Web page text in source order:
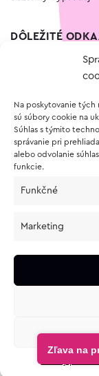
Na poskytovanie tých
sú súbory cookie na
Súhlas s týmito
správanie pri
alebo odvolanie
funkcie.
Funkčné
Marketing
DÔLEŽITÉ
Vernostný program
O NÁKUPE
Vrátenie a
Zľava na